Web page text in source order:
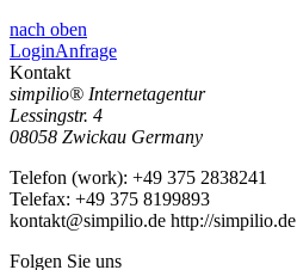
nach oben
LoginAnfrage
Kontakt
simpilio® Internetagentur
Lessingstr. 4
08058 Zwickau Germany
Telefon (work): +49 375 2838241
Telefax: +49 375 8199893
kontakt@simpilio.de http://simpilio.de
Folgen Sie uns